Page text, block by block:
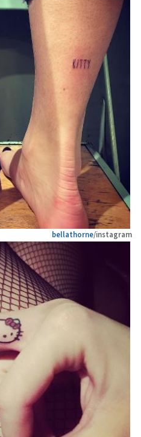
bellathorne/instagram